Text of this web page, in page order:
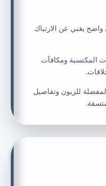
يغني عن الارتباك
المكتسبة ومكافآت
للزبون وتفاصيل